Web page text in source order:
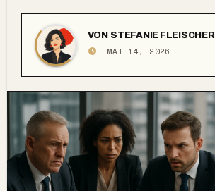
VON STEFANIE FLEISCHER
MAI 14, 2026